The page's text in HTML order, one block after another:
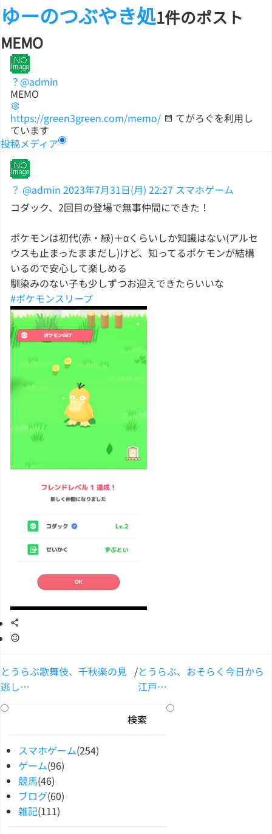
ゆーのつぶやき処1件のポスト
MEMO
？ @admin
MEMO
https://green3green.com/memo/
てがろぐを利用し
ています
投稿メディア
？ @admin 2023年7月31日(月) 22:27 スマホゲーム
コダック、2回目の登場で無事仲間にできた！
ポケモンは初代(赤・緑)＋αくらいしか知識はない(アルセ
ウスも止まったままだし)けど、知ってるポケモンが結構
いるので安心して楽しめる
馴染みのない子も少しずつお迎えできたらいいな
#ポケモンスリープ
とうらぶ歌舞伎、千秋楽の見
逃し…
/とうらぶ、おそらく今日から
江戸…
スマホゲーム(254)
ゲーム(96)
競馬(46)
ブログ(60)
雑記(111)